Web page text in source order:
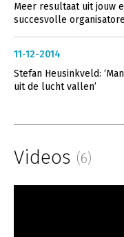
Meer resultaat uit jouw
succesvolle
11-12-2014
Stefan Heusinkveld:
uit de lucht vallen’
Videos (6)